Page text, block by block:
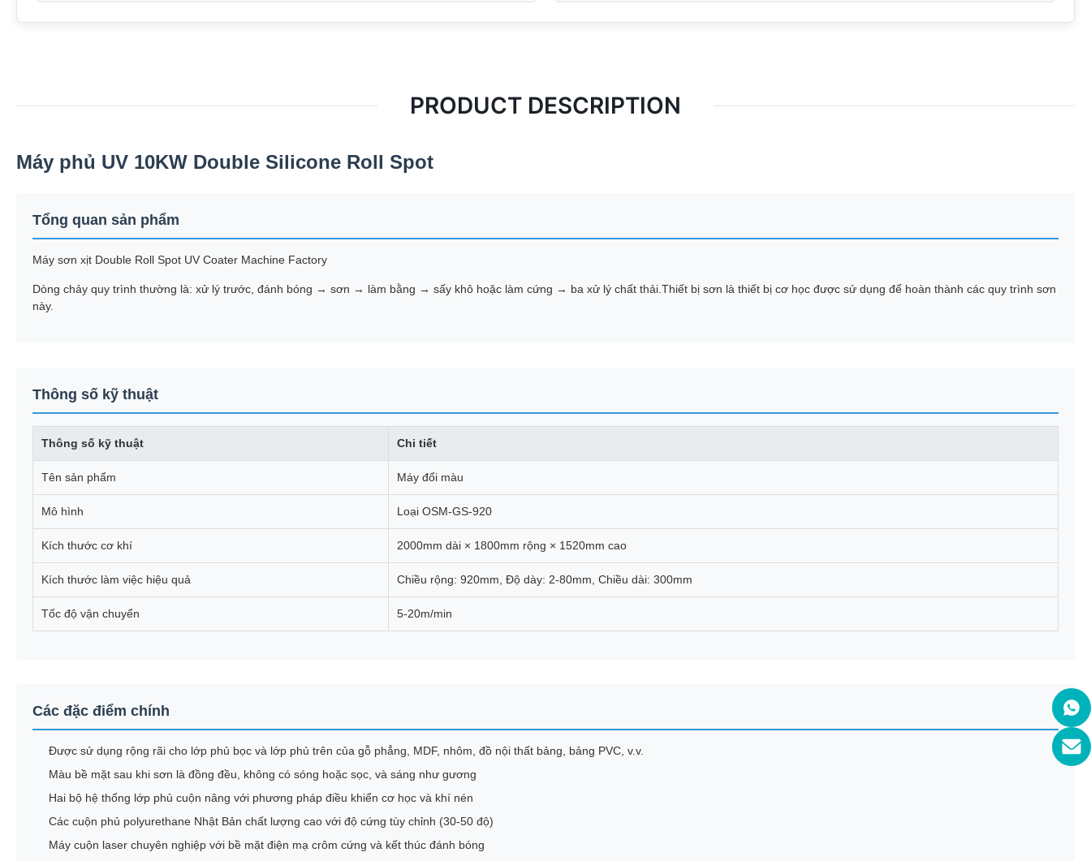
PRODUCT DESCRIPTION
Máy phủ UV 10KW Double Silicone Roll Spot
Tổng quan sản phẩm
Máy sơn xịt Double Roll Spot UV Coater Machine Factory
Dòng chảy quy trình thường là: xử lý trước, đánh bóng → sơn → làm bằng → sấy khô hoặc làm cứng → ba xử lý chất thải.Thiết bị sơn là thiết bị cơ học được sử dụng để hoàn thành các quy trình sơn
này.
Thông số kỹ thuật
Thông số kỹ thuật Chi tiết
Tên sản phẩm Máy đổi màu
Mô hình Loại OSM-GS-920
Kích thước cơ khí 2000mm dài × 1800mm rộng × 1520mm cao
Kích thước làm việc hiệu quả Chiều rộng: 920mm, Độ dày: 2-80mm, Chiều dài: 300mm
Tốc độ vận chuyển 5-20m/min
Các đặc điểm chính
Được sử dụng rộng rãi cho lớp phủ bọc và lớp phủ trên của gỗ phẳng, MDF, nhôm, đồ nội thất bảng, bảng PVC, v.v.
Màu bề mặt sau khi sơn là đồng đều, không có sóng hoặc sọc, và sáng như gương
Hai bộ hệ thống lớp phủ cuộn nâng với phương pháp điều khiển cơ học và khí nén
Các cuộn phủ polyurethane Nhật Bản chất lượng cao với độ cứng tùy chỉnh (30-50 độ)
Máy cuộn laser chuyên nghiệp với bề mặt điện mạ crôm cứng và kết thúc đánh bóng